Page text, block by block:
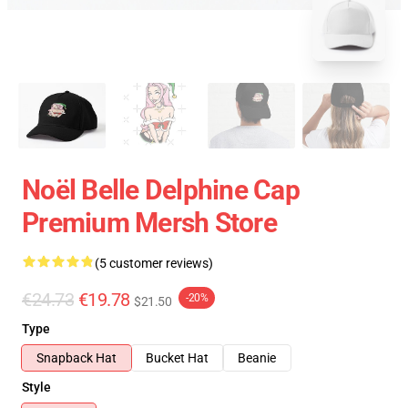
Noël Belle Delphine Cap
Premium Mersh Store
(5 customer reviews)
€24.73 €19.78 $21.50 -20%
Type
Snapback Hat
Bucket Hat
Beanie
Style